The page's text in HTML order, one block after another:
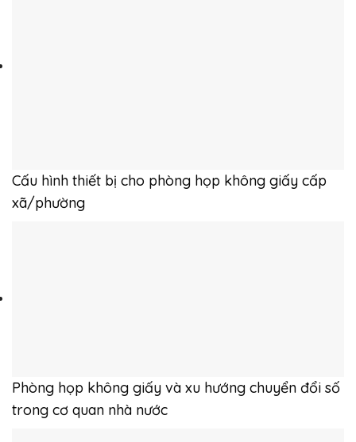
Cấu hình thiết bị cho phòng họp không giấy cấp
xã/phường
Phòng họp không giấy và xu hướng chuyển đổi số
trong cơ quan nhà nước